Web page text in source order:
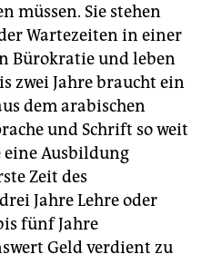
müssen. Sie stehen
Wartezeiten in einer
Bürokratie und leben
zwei Jahre braucht ein
dem arabischen
und Schrift so weit
eine Ausbildung
Zeit des
Jahre Lehre oder
fünf Jahre
Geld verdient zu